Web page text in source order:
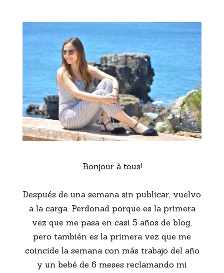
Bonjour à tous!
Después de una semana sin publicar, vuelvo
a la carga. Perdonad porque es la primera
vez que me pasa en casi 5 años de blog,
pero también es la primera vez que me
coincide la semana con más trabajo del año
y un bebé de 6 meses reclamando mi